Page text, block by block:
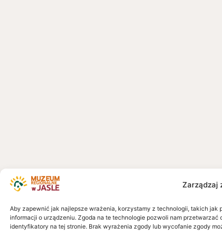
Zarządzaj
Aby zapewnić jak najlepsze wrażenia, korzystamy z technologii, takich
informacji o urządzeniu. Zgoda na te technologie pozwoli nam
identyfikatory na tej stronie. Brak wyrażenia zgody lub wycofanie zgody